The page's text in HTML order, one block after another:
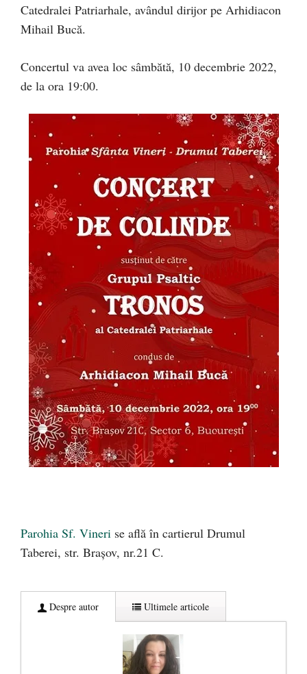
Catedralei Patriarhale, avândul dirijor pe Arhidiacon
Mihail Bucă.
Concertul va avea loc sâmbătă, 10 decembrie 2022,
de la ora 19:00.
Parohia Sf. Vineri se află în cartierul Drumul
Taberei, str. Brașov, nr.21 C.
Despre autor Ultimele articole